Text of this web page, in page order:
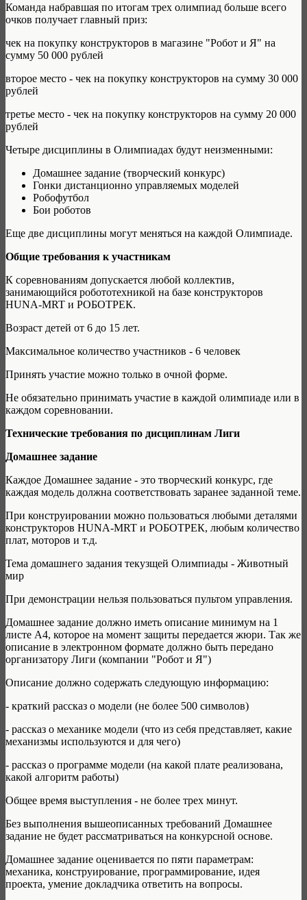
Команда набравшая по итогам трех олимпиад больше всего
очков получает главный приз:
чек на покупку конструкторов в магазине "Робот и Я" на
сумму 50 000 рублей
второе место - чек на покупку конструкторов на сумму 30 000
рублей
третье место - чек на покупку конструкторов на сумму 20 000
рублей
Четыре дисциплины в Олимпиадах будут неизменными:
Домашнее задание (творческий конкурс)
Гонки дистанционно управляемых моделей
Робофутбол
Бои роботов
Еще две дисциплины могут меняться на каждой Олимпиаде.
Общие требования к участникам
К соревнованиям допускается любой коллектив,
занимающийся робототехникой на базе конструкторов
HUNA-MRT и РОБОТРЕК.
Возраст детей от 6 до 15 лет.
Максимальное количество участников - 6 человек
Принять участие можно только в очной форме.
Не обязательно принимать участие в каждой олимпиаде или в
каждом соревновании.
Технические требования по дисциплинам Лиги
Домашнее задание
Каждое Домашнее задание - это творческий конкурс, где
каждая модель должна соответствовать заранее заданной теме.
При конструировании можно пользоваться любыми деталями
конструкторов HUNA-MRT и РОБОТРЕК, любым количество
плат, моторов и т.д.
Тема домашнего задания текузщей Олимпиады - Животный
мир
При демонстрации нельзя пользоваться пультом управления.
Домашнее задание должно иметь описание минимум на 1
листе А4, которое на момент защиты передается жюри. Так же
описание в электронном формате должно быть передано
организатору Лиги (компании "Робот и Я")
Описание должно содержать следующую информацию:
- краткий рассказ о модели (не более 500 символов)
- рассказ о механике модели (что из себя представляет, какие
механизмы используются и для чего)
- рассказ о программе модели (на какой плате реализована,
какой алгоритм работы)
Общее время выступления - не более трех минут.
Без выполнения вышеописанных требований Домашнее
задание не будет рассматриваться на конкурсной основе.
Домашнее задание оценивается по пяти параметрам:
механика, конструирование, программирование, идея
проекта, умение докладчика ответить на вопросы.